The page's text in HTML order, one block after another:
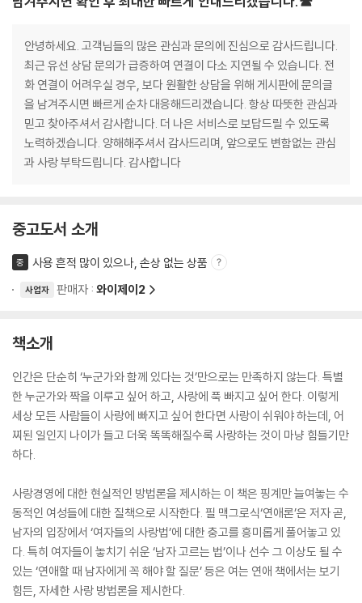
안녕하세요. 고객님들의 많은 관심과 문의에 진심으로 감사드립니다.
최근 유선 상담 문의가 급증하여 연결이 다소 지연될 수 있습니다. 전
화 연결이 어려우실 경우, 보다 원활한 상담을 위해 게시판에 문의글
을 남겨주시면 빠르게 순차 대응해드리겠습니다. 항상 따뜻한 관심과
믿고 찾아주셔서 감사합니다. 더 나은 서비스로 보답드릴 수 있도록
노력하겠습니다. 양해해주셔서 감사드리며, 앞으로도 변함없는 관심
과 사랑 부탁드립니다. 감사합니다
중고도서 소개
중 사용 흔적 많이 있으나, 손상 없는 상품
사업자 판매자 : 와이제이2
책소개
인간은 단순히 ‘누군가와 함께 있다는 것’만으로는 만족하지 않는다. 특별
한 누군가와 짝을 이루고 싶어 하고, 사랑에 푹 빠지고 싶어 한다. 이렇게
세상 모든 사람들이 사랑에 빠지고 싶어 한다면 사랑이 쉬워야 하는데, 어
찌된 일인지 나이가 들고 더욱 똑똑해질수록 사랑하는 것이 마냥 힘들기만
하다.
사랑경영에 대한 현실적인 방법론을 제시하는 이 책은 핑계만 늘여놓는 수
동적인 여성들에 대한 질책으로 시작한다. 필 맥그로식‘연애론’은 저자 곧,
남자의 입장에서 ‘여자들의 사랑법’에 대한 충고를 흥미롭게 풀어놓고 있
다. 특히 여자들이 놓치기 쉬운 ‘남자 고르는 법’이나 선수 그 이상도 될 수
있는 ‘연애할 때 남자에게 꼭 해야 할 질문’ 등은 여는 연애 책에서는 보기
힘든, 자세한 사랑 방법론을 제시한다.